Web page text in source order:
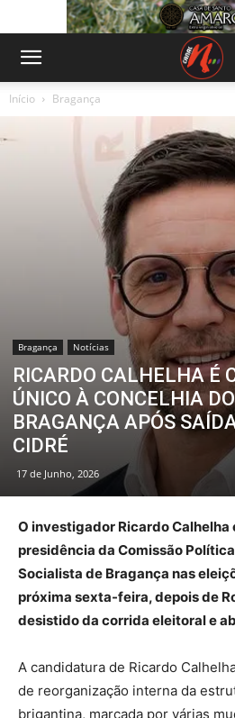
Início Bragança
Bragança Notícias
RICARDO CALHELHA É
ÚNICO À CONCELHIA
BRAGANÇA APÓS
CIDRÉ
17 de Junho, 2026
O investigador Ricardo Calhelha
presidência da Comissão
Socialista de Bragança nas
próxima sexta-feira, depois de
desistido da corrida eleitoral e
A candidatura de Ricardo
de reorganização interna da
brigantina, marcada por várias